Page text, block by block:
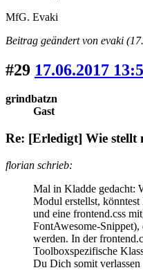
MfG. Evaki
Beitrag geändert von evaki
#29 17.06.2017
grindbatzn
Gast
Re: [Erledigt] Wie
florian schrieb:
Mal in Kladde gedacht:
Modul erstellst,
und eine frontend.css
FontAwesome-Snippet),
werden. In der
Toolboxspezifische
Du Dich somit verlassen